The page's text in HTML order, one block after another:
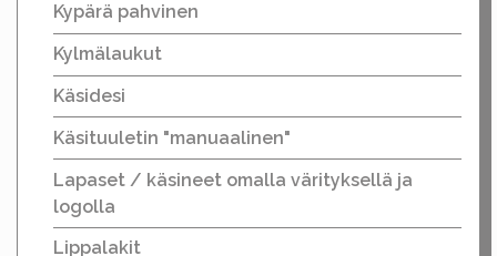
Kypärä pahvinen
Kylmälaukut
Käsidesi
Käsituuletin "manuaalinen"
Lapaset / käsineet omalla värityksellä ja
logolla
Lippalakit